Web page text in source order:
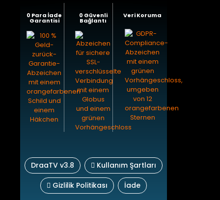
0 Para İade
Garantisi
0 Güvenli
Bağlantı
Veri Koruma
DraaTV v3.8 Kullanım Şartları
Gizlilik Politikası İade